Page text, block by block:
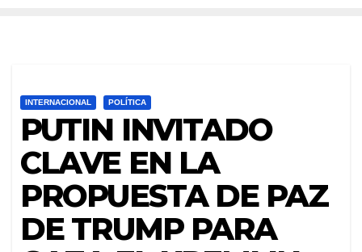
INTERNACIONAL POLÍTICA
PUTIN INVITADO
CLAVE EN LA
PROPUESTA DE PAZ
DE TRUMP PARA